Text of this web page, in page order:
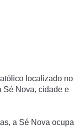
localizado no
Sé Nova, cidade e
a Sé Nova ocupa